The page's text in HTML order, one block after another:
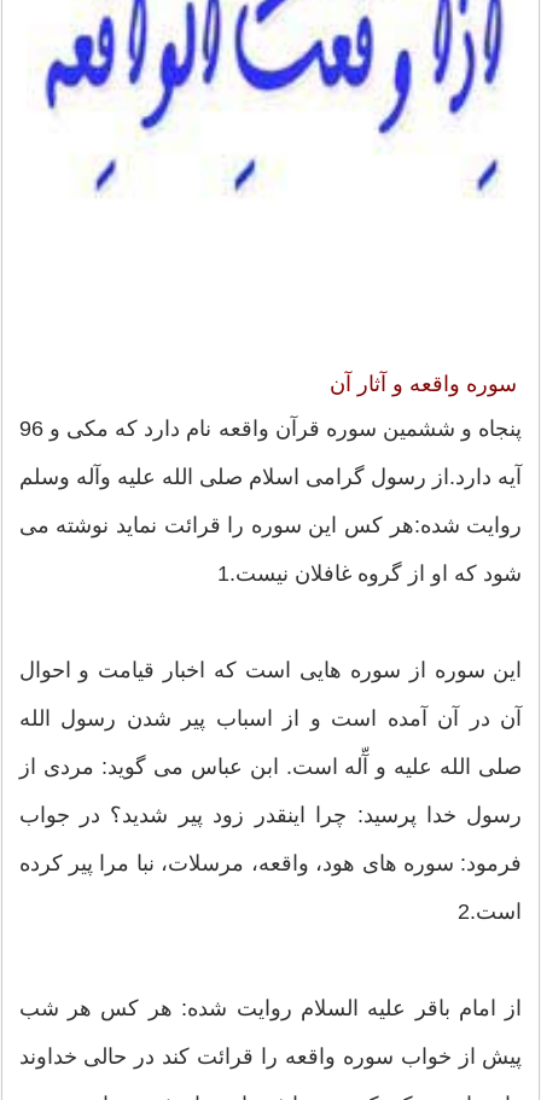
سوره واقعه و آثار آن
پنجاه و ششمین سوره قرآن واقعه نام دارد كه مكی و 96
آیه دارد.از رسول گرامی اسلام صلی الله علیه وآله وسلم
روایت شده:هر كس این سوره را قرائت نماید نوشته می
شود كه او از گروه غافلان نیست.1
این سوره از سوره هایی است كه اخبار قیامت و احوال
آن در آن آمده است و از اسباب پیر شدن رسول الله
صلی الله علیه و آّله است. ابن عباس می گوید: مردی از
رسول خدا پرسید: چرا اینقدر زود پیر شدید؟ در جواب
فرمود: سوره های هود، واقعه، مرسلات، نبا مرا پیر كرده
است.2
از امام باقر علیه السلام روایت شده: هر كس هر شب
پیش از خواب سوره واقعه را قرائت كند در حالی خداوند